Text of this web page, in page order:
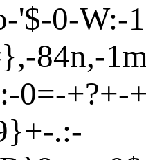
-'$-0-W:-1
},-84n,-
:-0=-+?+-
+-.:-